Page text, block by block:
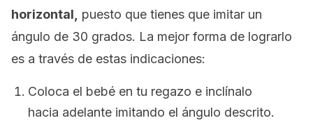
horizontal,
puesto que tienes que imitar un
ángulo de 30 grados. La mejor forma de lograrlo
es a través de estas indicaciones:
Coloca el bebé en tu regazo e inclínalo
hacia adelante imitando el ángulo descrito.